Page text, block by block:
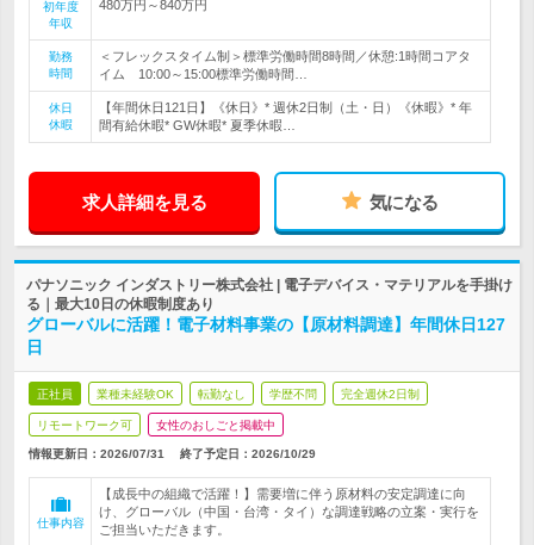
初年度
年収
480万円～840万円
勤務
時間
＜フレックスタイム制＞標準労働時間8時間／休憩:1時間コアタ
イム 10:00～15:00標準労働時間…
休日
休暇
【年間休日121日】《休日》* 週休2日制（土・日）《休暇》* 年
間有給休暇* GW休暇* 夏季休暇…
求人詳細を見る 気になる
パナソニック インダストリー株式会社 | 電子デバイス・マテリアルを手掛け
る｜最大10日の休暇制度あり
グローバルに活躍！電子材料事業の【原材料調達】年間休日127
日
正社員 業種未経験OK 転勤なし 学歴不問 完全週休2日制
リモートワーク可 女性のおしごと掲載中
情報更新日：2026/07/31 終了予定日： 2026/10/29
仕事内容
【成長中の組織で活躍！】需要増に伴う原材料の安定調達に向
け、グローバル（中国・台湾・タイ）な調達戦略の立案・実行を
ご担当いただきます。